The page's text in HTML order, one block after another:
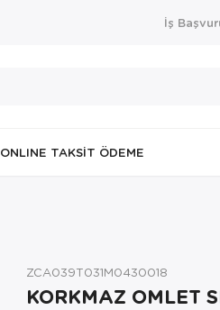
İş
ONLINE TAKSIT ÖDEME
ZCA039T031M0430018
KORKMAZ OMLET